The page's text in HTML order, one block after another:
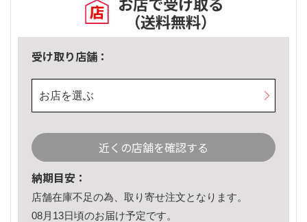
（送料無料）
受け取り店舗：
お店を選ぶ
近くの店舗を確認する
納期目安：
店舗在庫不足の為、取り寄せ注文となります。
08月13日頃のお届け予定です。